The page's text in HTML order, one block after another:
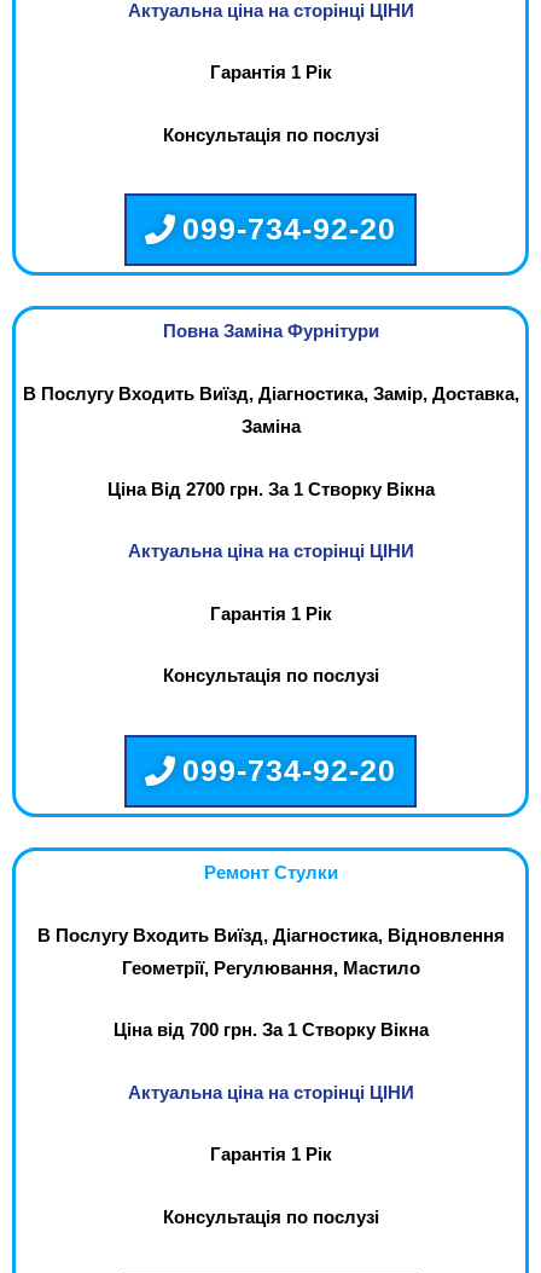
Актуальна ціна на сторінці ЦІНИ
Гарантія 1 Рік
Консультація по послузі
099-734-92-20
Повна Заміна Фурнітури
В Послугу Входить Виїзд, Діагностика, Замір, Доставка,
Заміна
Ціна Від 2700 грн. За 1 Створку Вікна
Актуальна ціна на сторінці ЦІНИ
Гарантія 1 Рік
Консультація по послузі
099-734-92-20
Ремонт Стулки
В Послугу Входить Виїзд, Діагностика, Відновлення
Геометрії, Регулювання, Мастило
Ціна від 700 грн. За 1 Створку Вікна
Актуальна ціна на сторінці ЦІНИ
Гарантія 1 Рік
Консультація по послузі